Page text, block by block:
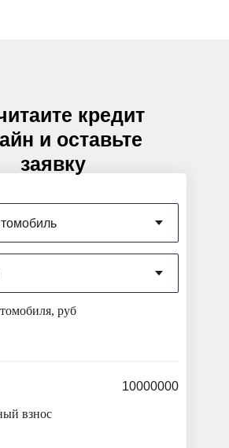
руб
10000000
взнос
кредит
и оставьте
заявку